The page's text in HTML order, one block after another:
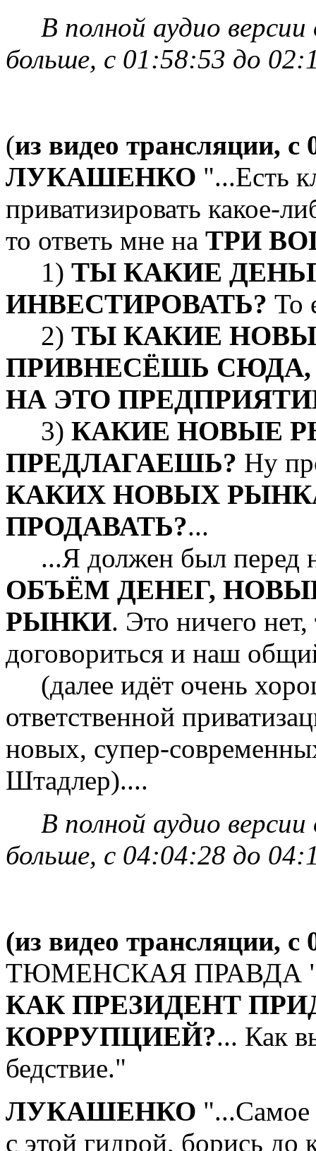
В полной аудио
больше, с 01:58:53 до
(из видео трансляции,
ЛУКАШЕНКО "...Есть
приватизировать какое-
то ответь мне на ТРИ
1) ТЫ КАКИЕ
ИНВЕСТИРОВАТЬ? То
2) ТЫ КАКИЕ
ПРИВНЕСЁШЬ
НА ЭТО
3) КАКИЕ НОВЫЕ
ПРЕДЛАГАЕШЬ? Ну
КАКИХ НОВЫХ
ПРОДАВАТЬ?...
...Я должен был перед
ОБЪЁМ ДЕНЕГ,
РЫНКИ. Это ничего
договориться и наш
(далее идёт очень
ответственной
новых, супер-
Штадлер)....
В полной аудио
больше, с 04:04:28 до
(из видео трансляции,
ТЮМЕНСКАЯ ПРАВДА
КАК ПРЕЗИДЕНТ
КОРРУПЦИЕЙ?... Как
бедствие."
ЛУКАШЕНКО "...Самое
с этой гидрой, борись